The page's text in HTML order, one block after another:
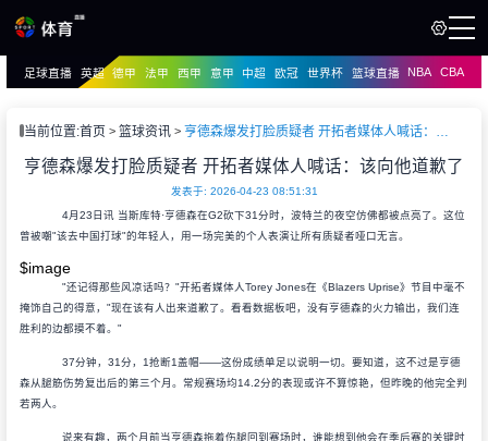
播
讯
足球直播 英超 德甲 法甲 西甲 意甲 中超 欧冠 世界杯 篮球直播 NBA CBA
当前位置:首页 篮球资讯 亨德森爆发打脸质疑者 开拓者媒体人喊话：该向他道歉了
亨德森爆发打脸质疑者 开拓者媒体人喊话：该向他道歉了
发表于: 2026-04-23 08:51:31
4月23日讯 当斯库特·亨德森在G2砍下31分时，波特兰的夜空仿佛都被点亮了。这位
曾被嘲"该去中国打球"的年轻人，用一场完美的个人表演让所有质疑者哑口无言。
$image
"还记得那些风凉话吗？"开拓者媒体人Torey Jones在《Blazers Uprise》节目中毫不
掩饰自己的得意，"现在该有人出来道歉了。看看数据板吧，没有亨德森的火力输出，我们连
胜利的边都摸不着。"
37分钟，31分，1抢断1盖帽——这份成绩单足以说明一切。要知道，这不过是亨德
森从腿筋伤势复出后的第三个月。常规赛场均14.2分的表现或许不算惊艳，但昨晚的他完全判
若两人。
说来有趣，两个月前当亨德森拖着伤腿回到赛场时，谁能想到他会在季后赛的关键时